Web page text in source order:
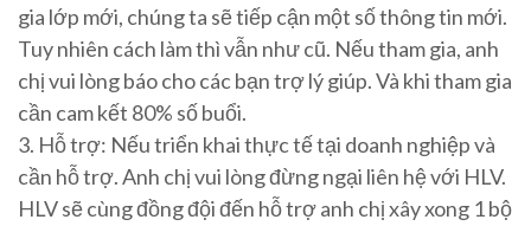
gia lớp mới, chúng ta sẽ tiếp cận một số thông tin mới.
Tuy nhiên cách làm thì vẫn như cũ. Nếu tham gia, anh
chị vui lòng báo cho các bạn trợ lý giúp. Và khi tham gia
cần cam kết 80% số buổi.
3. Hỗ trợ: Nếu triển khai thực tế tại doanh nghiệp và
cần hỗ trợ. Anh chị vui lòng đừng ngại liên hệ với HLV.
HLV sẽ cùng đồng đội đến hỗ trợ anh chị xây xong 1 bộ